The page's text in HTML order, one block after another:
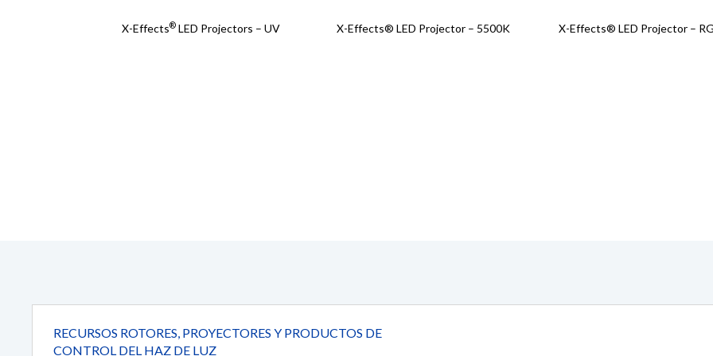
X-Effects® LED Projectors – UV X-Effects® LED Projector – 5500K X-Effects® LED Projector –
RECURSOS ROTORES, PROYECTORES Y PRODUCTOS DE
CONTROL DEL HAZ DE LUZ